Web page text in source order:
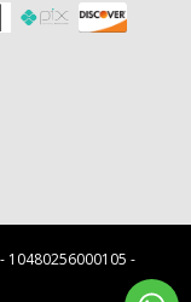
10480256000105 -